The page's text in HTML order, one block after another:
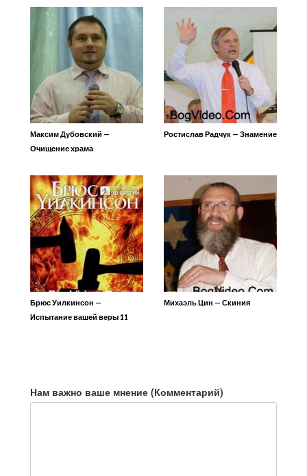
Максим Дубовский —
Очищение храма
Ростислав Радчук — Знамение
Брюс Уилкинсон —
Испытание вашей веры 11
Михаэль Цин — Скиния
Нам важно ваше мнение (Комментарий)